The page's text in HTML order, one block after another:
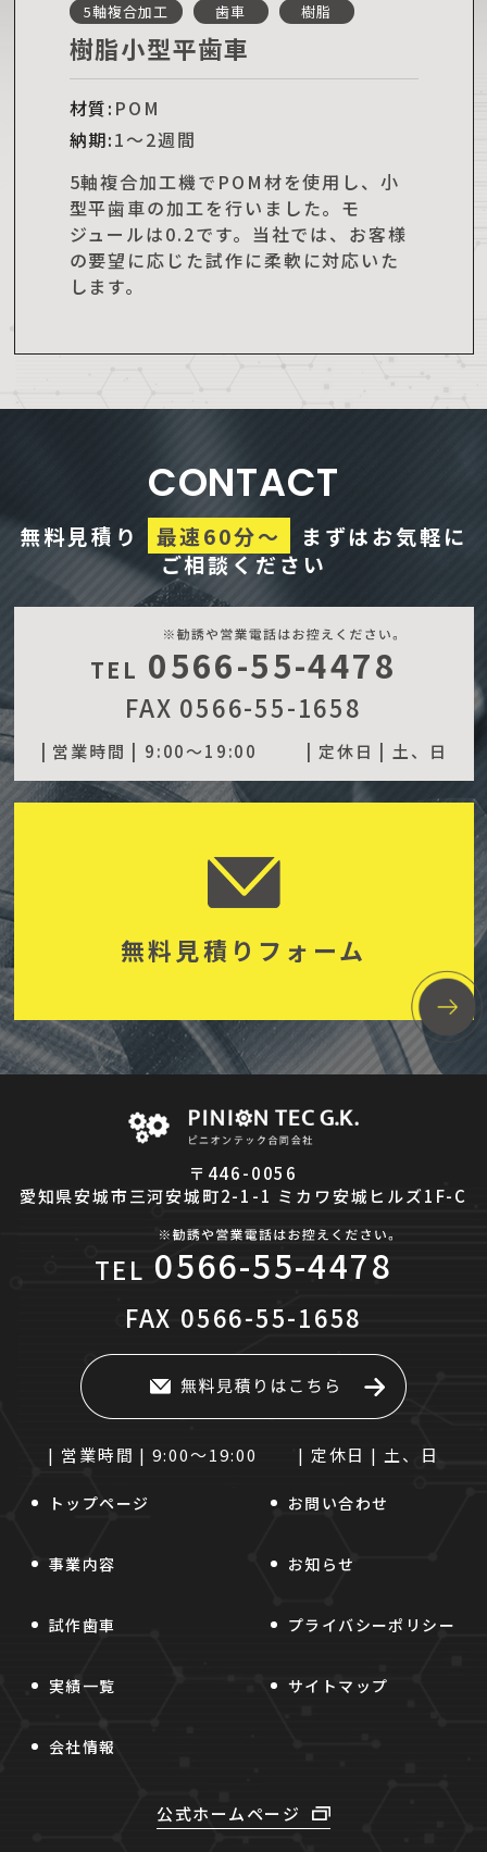
5軸複合加工 歯車 樹脂
樹脂小型平歯車
材質: POM
納期:1～2週間
5軸複合加工機でPOM材を使用し、小
型平歯車の加工を行いました。モ
ジュールは0.2です。当社では、お客様
の要望に応じた試作に柔軟に対応いた
します。
CONTACT
無料見積り 最速60分～
まずはお気軽に
ご相談ください
TEL 0566-55-4478
FAX 0566-55-1658
| 営業時間 | 9:00～19:00 | 定休日 | 土、日
無料見積りフォーム
〒446-0056
愛知県安城市三河安城町2-1-1 ミカワ安城ヒルズ1F-C
TEL 0566-55-4478
FAX 0566-55-1658
| 営業時間 | 9:00～19:00 | 定休日 | 土、日
トップページ
事業内容
試作歯車
実績一覧
会社情報
お問い合わせ
お知らせ
プライバシーポリシー
サイトマップ
公式ホームページ